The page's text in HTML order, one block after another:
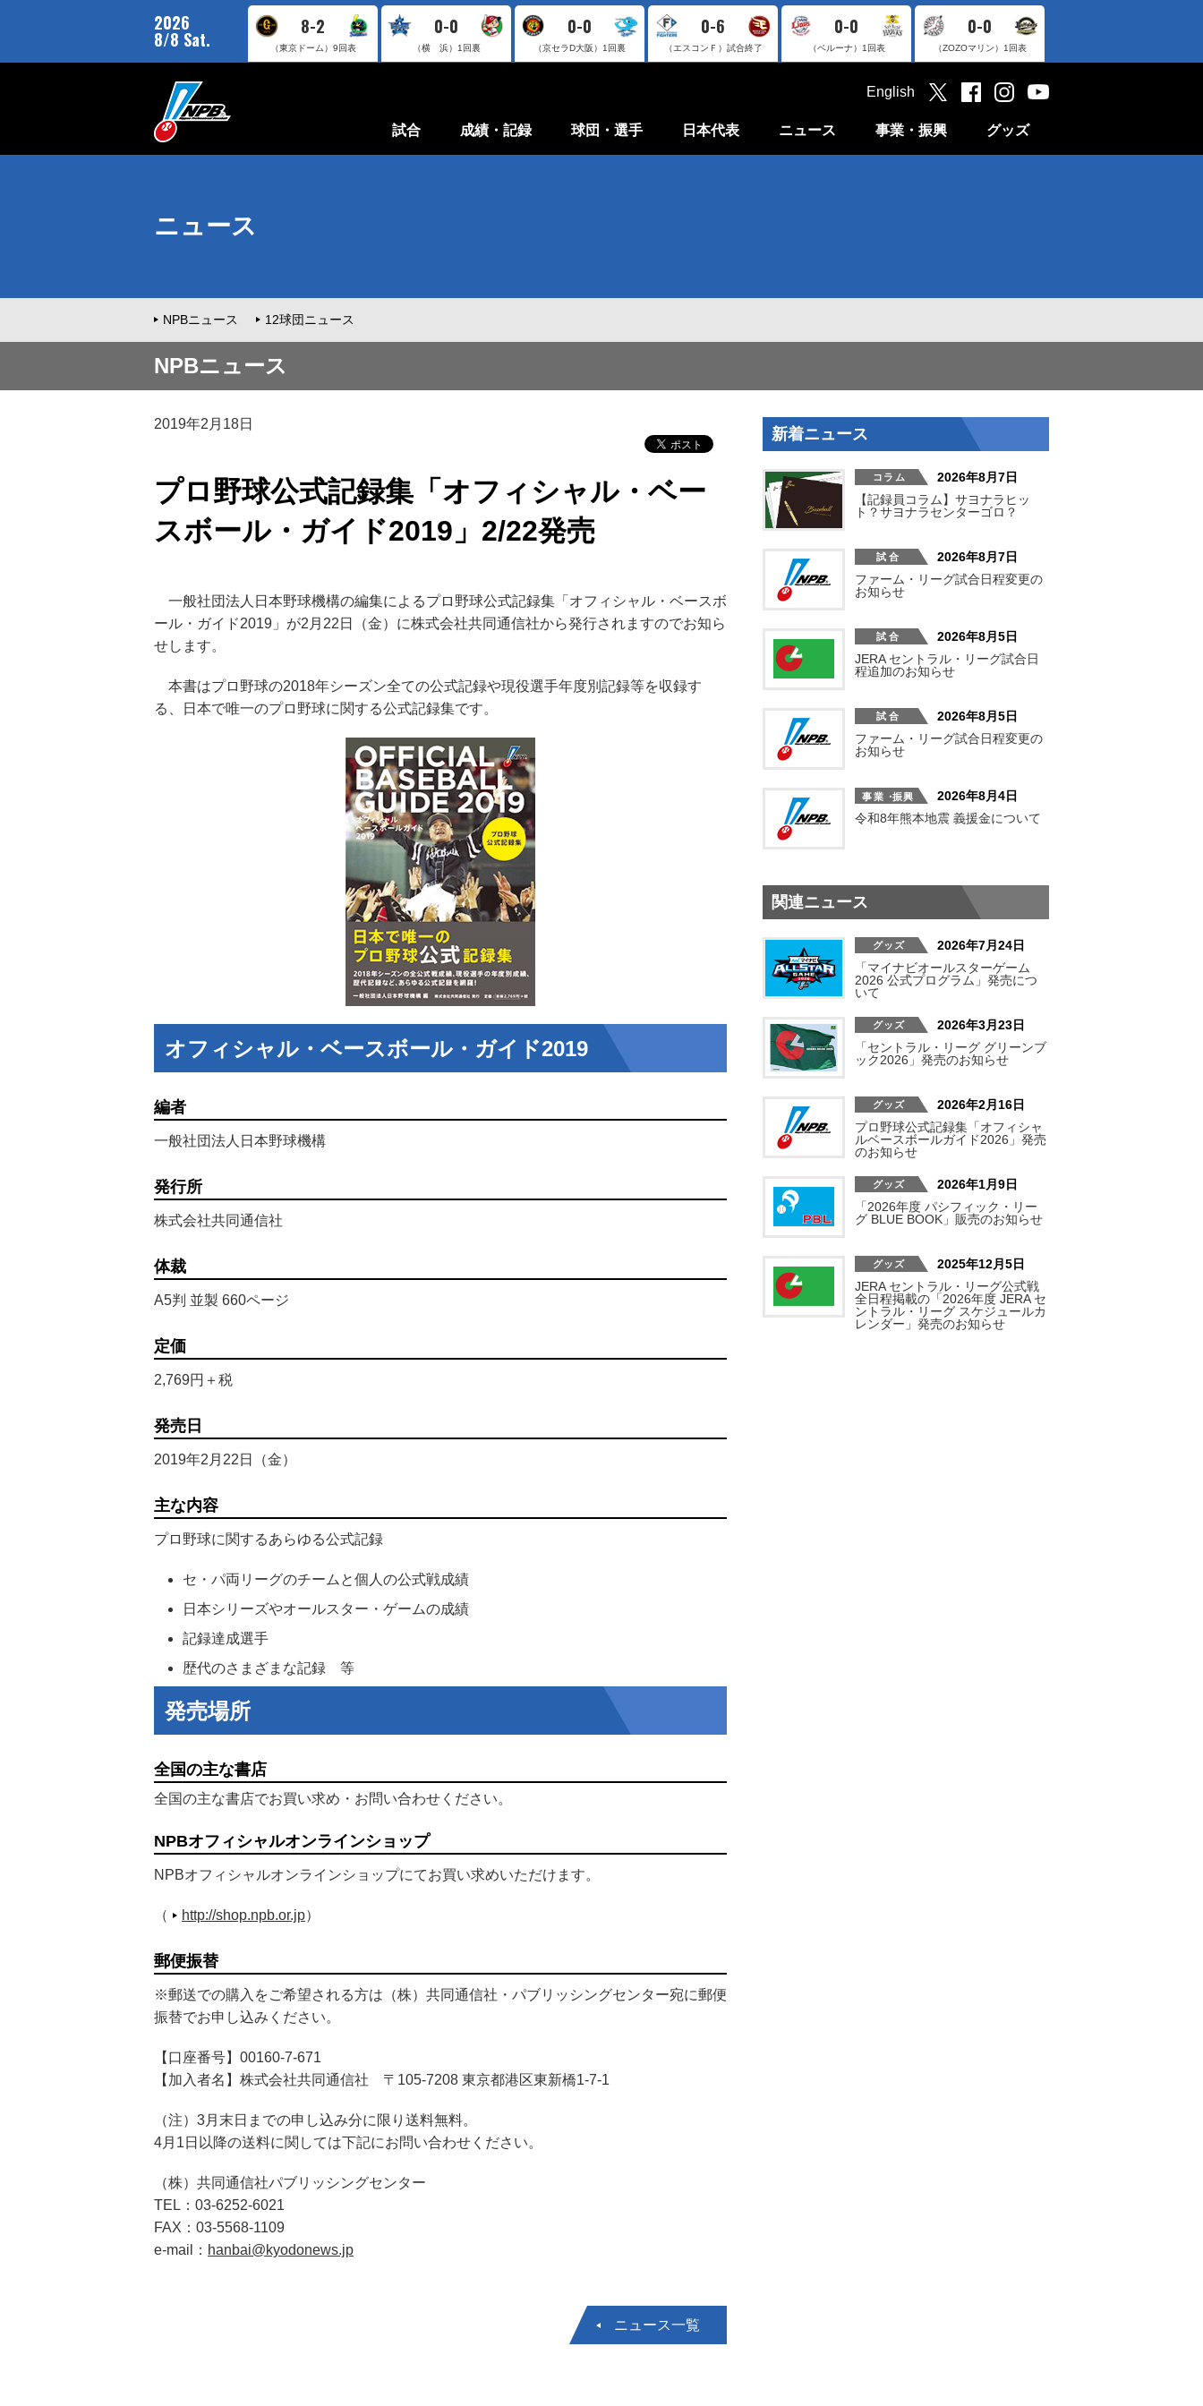
2026
8/8 Sat.
8-2
（東京ドーム） 9回表
0-0
（横 浜） 1回裏
0-0
（京セラD大阪） 1回裏
0-6
（エスコンＦ） 試合終了
0-0
（ベルーナ） 1回表
0-0
（ZOZOマリン） 1回表
試合 成績・記録 球団・選手 日本代表 ニュース 事業・振興 グッズ
English
ニュース
NPBニュース 12球団ニュース
NPBニュース
2019年2月18日
プロ野球公式記録集「オフィシャル・ベー
スボール・ガイド2019」2/22発売
一般社団法人日本野球機構の編集によるプロ野球公式記録集「オフィシャル・ベースボ
ール・ガイド2019」が2月22日（金）に株式会社共同通信社から発行されますのでお知ら
せします。
本書はプロ野球の2018年シーズン全ての公式記録や現役選手年度別記録等を収録す
る、日本で唯一のプロ野球に関する公式記録集です。
オフィシャル・ベースボール・ガイド2019
編者
一般社団法人日本野球機構
発行所
株式会社共同通信社
体裁
A5判 並製 660ページ
定価
2,769円＋税
発売日
2019年2月22日（金）
主な内容
プロ野球に関するあらゆる公式記録
セ・パ両リーグのチームと個人の公式戦成績
日本シリーズやオールスター・ゲームの成績
記録達成選手
歴代のさまざまな記録 等
発売場所
全国の主な書店
全国の主な書店でお買い求め・お問い合わせください。
NPBオフィシャルオンラインショップ
NPBオフィシャルオンラインショップにてお買い求めいただけます。
（ http://shop.npb.or.jp）
郵便振替
※郵送での購入をご希望される方は（株）共同通信社・パブリッシングセンター宛に郵便
振替でお申し込みください。
【口座番号】00160-7-671
【加入者名】株式会社共同通信社 〒105-7208 東京都港区東新橋1-7-1
（注）3月末日までの申し込み分に限り送料無料。
4月1日以降の送料に関しては下記にお問い合わせください。
（株）共同通信社パブリッシングセンター
TEL：03-6252-6021
FAX：03-5568-1109
e-mail： hanbai@kyodonews.jp
ニュース一覧
新着ニュース
2026年8月7日
【記録員コラム】サヨナラヒッ
ト？サヨナラセンターゴロ？
2026年8月7日
ファーム・リーグ試合日程変更の
お知らせ
2026年8月5日
JERA セントラル・リーグ試合日
程追加のお知らせ
2026年8月5日
ファーム・リーグ試合日程変更の
お知らせ
2026年8月4日
令和8年熊本地震 義援金について
関連ニュース
2026年7月24日
「マイナビオールスターゲーム
2026 公式プログラム」発売につ
いて
2026年3月23日
「セントラル・リーグ グリーンブ
ック2026」発売のお知らせ
2026年2月16日
プロ野球公式記録集「オフィシャ
ルベースボールガイド2026」発売
のお知らせ
2026年1月9日
「2026年度 パシフィック・リー
グ BLUE BOOK」販売のお知らせ
2025年12月5日
JERA セントラル・リーグ公式戦
全日程掲載の「2026年度 JERA セ
ントラル・リーグ スケジュールカ
レンダー」発売のお知らせ